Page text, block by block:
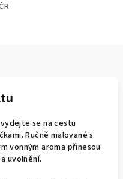
se na cestu
Ručně malované s
vonným aroma přinesou
uvolnění.